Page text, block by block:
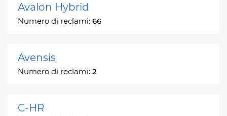
Avalon Hybrid
Numero di reclami: 66
Avensis
Numero di reclami: 2
C-HR